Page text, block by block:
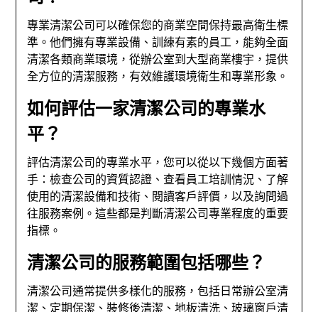
專業清潔公司可以確保您的商業空間保持最高衛生標
準。他們擁有專業設備、訓練有素的員工，能夠全面
清潔各類商業環境，從辦公室到大型商業樓宇，提供
全方位的清潔服務，有效維護環境衛生和專業形象。
如何評估一家清潔公司的專業水
平？
評估清潔公司的專業水平，您可以從以下幾個方面著
手：檢查公司的資質認證、查看員工培訓情況、了解
使用的清潔設備和技術、閱讀客戶評價，以及詢問過
往服務案例。這些都是判斷清潔公司專業程度的重要
指標。
清潔公司的服務範圍包括哪些？
清潔公司通常提供多樣化的服務，包括日常辦公室清
潔、定期保潔、裝修後清潔、地板清洗、玻璃窗戶清